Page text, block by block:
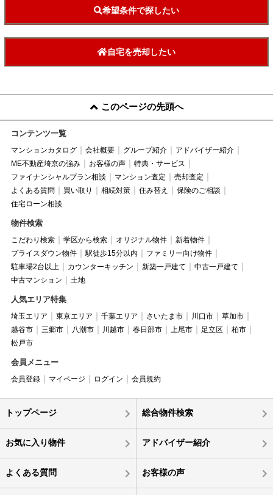
希望条件で探したい
自宅を売却したい
このページの先頭へ
コンテンツ一覧
マンションカタログ 会社概要 グループ紹介
アドバイザー紹介
ME不動産埼京の強み
お客様の声
特典・サービス
ファイナンシャルプラン相談
マンション査定
売却査定
よくある質問
買い取り 相続対策 住み替え
保険のご相談
住宅ローン相談
物件検索
こだわり検索 学区から検索 オリジナル物件
新着物件
プライスダウン物件
駅徒歩15分以内
ファミリー向け物件
駐車場2台以上
カウンターキッチン 新築一戸建て
中古一戸建て
中古マンション
土地
人気エリア特集
埼玉エリア 東京エリア 千葉エリア さいたま市 川口市
草加市
越谷市
三郷市 八潮市 川越市 春日部市 上尾市 足立区
柏市
松戸市
会員メニュー
会員登録 マイページ ログイン 会員規約
トップページ 総合物件検索
お気に入り物件 アドバイザー紹介
よくある質問 お客様の声